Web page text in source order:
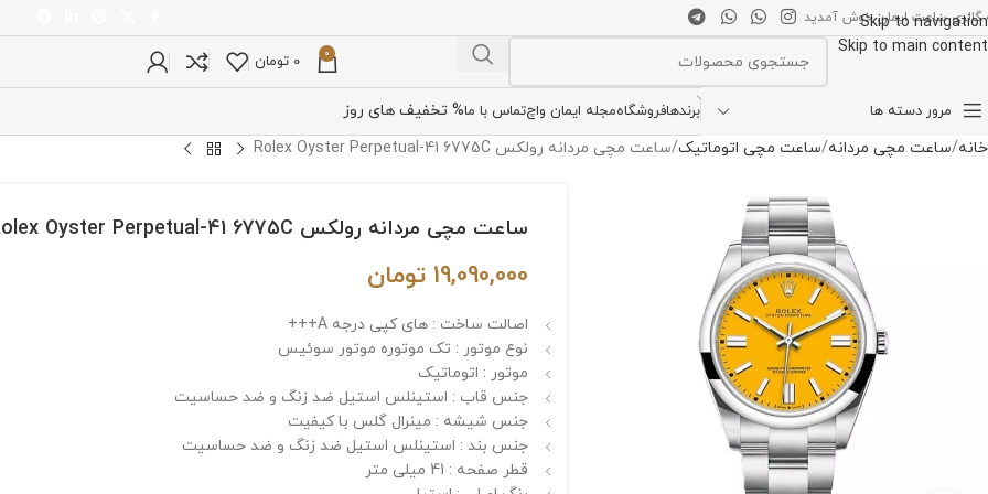
Skip to navigation
Skip to main content
گالری ساعت ایمان خوش آمدید
0
0 تومان
مرور دسته ها برندهافروشگاهمجله ایمان واچتماس با ما% تخفیف های روز
خانه ساعت مچی مردانه ساعت مچی اتوماتیک ساعت مچی مردانه رولکس Rolex Oyster Perpetual-41 6775C
ساعت مچی مردانه رولکس Rolex Oyster Perpetual-41 6775C
19,090,000 تومان
اصالت ساخت : های کپی درجه A+++
نوع موتور : تک موتوره موتور سوئیس
موتور : اتوماتیک
جنس قاب : استینلس استیل ضد زنگ و ضد حساسیت
جنس شیشه : مینرال گلس با کیفیت
جنس بند : استینلس استیل ضد زنگ و ضد حساسیت
قطر صفحه : 41 میلی متر